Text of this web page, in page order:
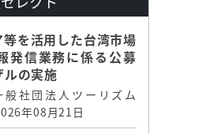
を活用した台湾市場
発信業務に係る公募
の実施
般社団法人ツーリズム
年08月21日